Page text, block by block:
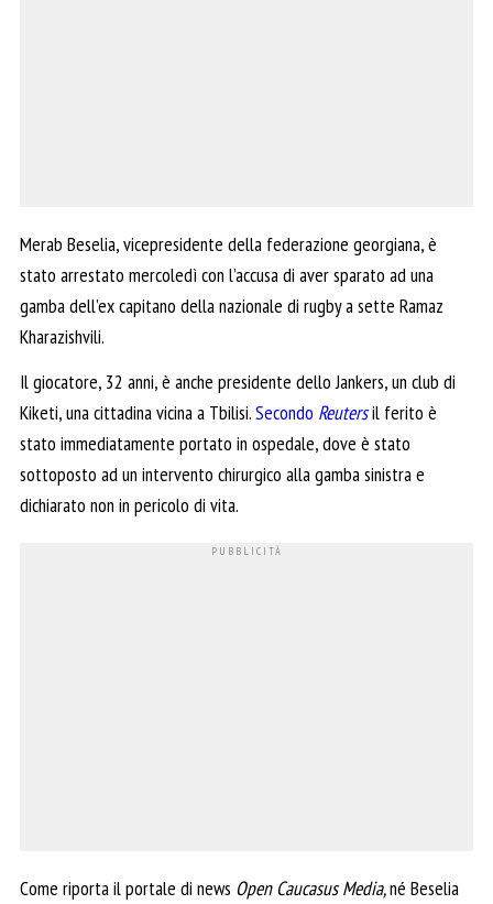
Merab Beselia, vicepresidente della federazione georgiana, è
stato arrestato mercoledì con l’accusa di aver sparato ad una
gamba dell’ex capitano della nazionale di rugby a sette Ramaz
Kharazishvili.
Il giocatore, 32 anni, è anche presidente dello Jankers, un club di
Kiketi, una cittadina vicina a Tbilisi.Secondo Reutersil ferito è
stato immediatamente portato in ospedale, dove è stato
sottoposto ad un intervento chirurgico alla gamba sinistra e
dichiarato non in pericolo di vita.
Come riporta il portale di news Open Caucasus Media,né Beselia